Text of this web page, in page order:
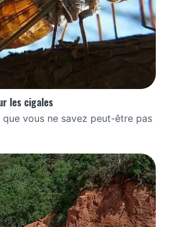
les cigales
vous ne savez peut-être pas